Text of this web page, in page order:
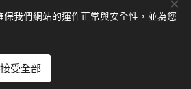
提供技術支援
我們網站的運作正常與安全性，並為您
接受全部